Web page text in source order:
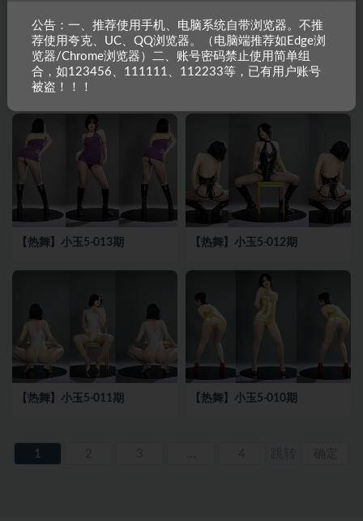
【热舞】小玉5-015期
【热舞】小玉5-013期 【热舞】小玉5-012期
【热舞】小玉5-011期 【热舞】小玉5-010期
1
公告：一、推荐使用手机、电脑系统自带浏览器。不推
荐使用夸克、UC、QQ浏览器。（电脑端推荐如Edge浏
览器/Chrome浏览器）二、账号密码禁止使用简单组
合，如123456、111111、112233等，已有用户账号
被盗！！！